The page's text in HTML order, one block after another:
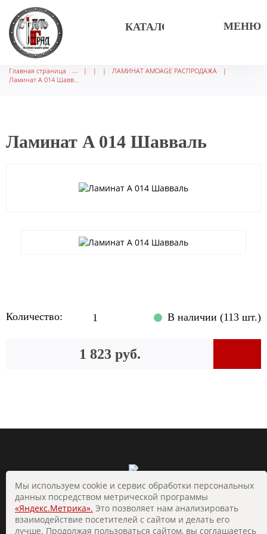
КАТАЛОГ ТОВАРОВМЕНЮ
Главная страница | | | ЛАМИНАТ AMOAGE РАСПРОДАЖА
|
Ламинат A 014 Шавваль
Ламинат A 014 Шавваль
Количество: В наличии (113 шт.)
1 823 руб.
© 2019 «Стальград». Все права защищены
Мы используем cookie и сервис обработки персональных
данных посредством метрической программы
«Яндекс.Метрика». Это позволяет нам анализировать
взаимодействие посетителей с сайтом и делать его
лучше. Продолжая пользоваться сайтом, вы соглашаетесь